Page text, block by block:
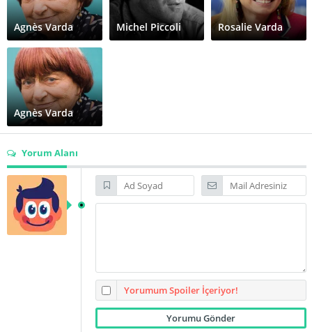
Agnès Varda Michel Piccoli Rosalie Varda
Agnès Varda
Yorum Alanı
Yorumum Spoiler İçeriyor!